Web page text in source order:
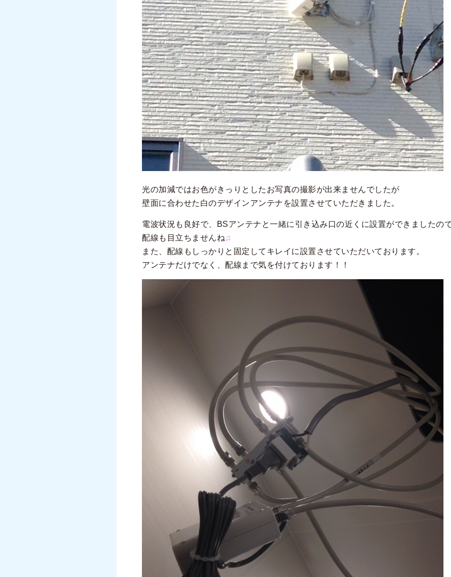
光の加減ではお色がきっりとしたお写真の撮影が出来ませんでしたが
壁面に合わせた白のデザインアンテナを設置させていただきました 。
電波状況も良好で、BSアンテナと一緒に引き込み口の近くに設置ができました
配線も目立ちませんね♫
また、配線もしっかりと固定してキレイに設置させていただいております。
アンテナだけでなく、配線まで気を付けております！！